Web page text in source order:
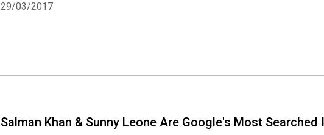
29/03/2017
Salman Khan & Sunny Leone Are Google's Most Searched